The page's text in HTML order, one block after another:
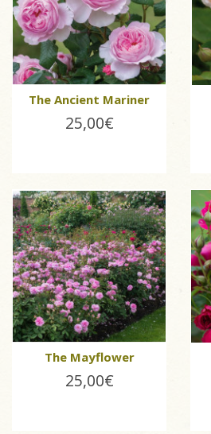
The Ancient Mariner
25,00€
The Mayflower
25,00€